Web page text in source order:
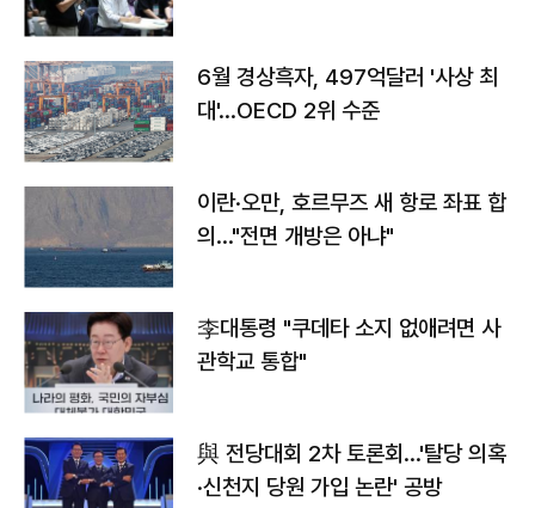
6월 경상흑자, 497억달러 '사상 최
대'…OECD 2위 수준
이란·오만, 호르무즈 새 항로 좌표 합
의…"전면 개방은 아냐"
李대통령 "쿠데타 소지 없애려면 사
관학교 통합"
與 전당대회 2차 토론회…'탈당 의혹
·신천지 당원 가입 논란' 공방